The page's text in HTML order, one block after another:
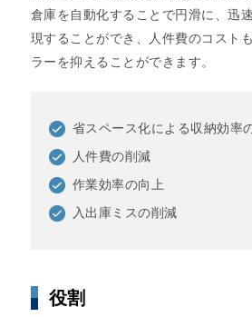
倉庫を自動化することで円滑に、迅
現することができ、人件費のコスト
ラーを抑えることができます。
省スペース化による収納効率
人件費の削減
作業効率の向上
入出庫ミスの削減
役割